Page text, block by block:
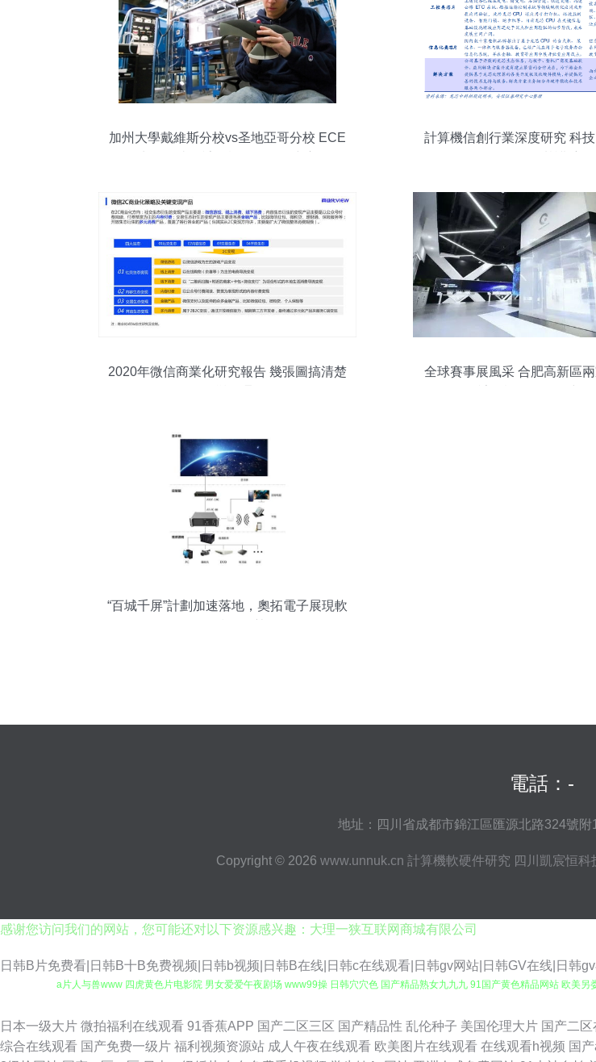
加州大學戴維斯分校vs圣地亞哥分校 ECE
計算機信創行業深度研究 科技
2020年微信商業化研究報告 幾張圖搞清楚
全球賽事展風采 合肥高新區
“百城千屏”計劃加速落地，奧拓電子展現軟
電話：-
地址：四川省成都市錦江區匯源北路324號附
Copyright © 2026 www.unnuk.cn 計算機軟硬件研究 四川凱宸恒科
感谢您访问我们的网站，您可能还对以下资源感兴趣：大理一狭互联网商城有限公司
日韩B片免费看|日韩B十B免费视频|日韩b视频|日韩B在线|日韩c在线观看|日韩gv网站|日韩GV在线|日韩
a片人与兽www 四虎黄色片电影院 男女爱爱午夜剧场 www99操 日韩穴穴色 国产精品熟女九九九 91国产黄色精品网站 欧美
碰免费人人 午夜天堂91视频 久久机热这里只有精品 av中国三级在线观看 手机看片玖玖草 国产在线另类 91大神系列黑丝 欧
日本一级大片 微拍福利在线观看 91香蕉APP 国产二区三区 国产精品性 乱伦种子 美国伦理大片 国产二
综合在线观看 国产免费一级片 福利视频资源站 成人午夜在线观看 欧美图片在线观看 在线观看h视频 国